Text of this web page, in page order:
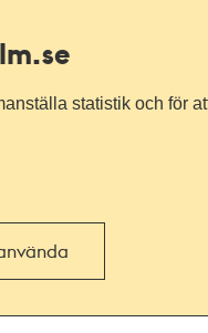
statistik och för